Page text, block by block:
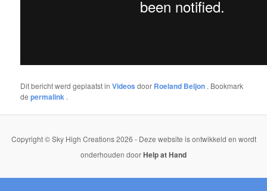
Dit bericht werd geplaatst inVideos door Roeland Beljon . Bookmark
depermalink .
Copyright © Sky High Creations 2026 - Deze website is ontwikkeld en wordt
onderhouden doorHelp at Hand